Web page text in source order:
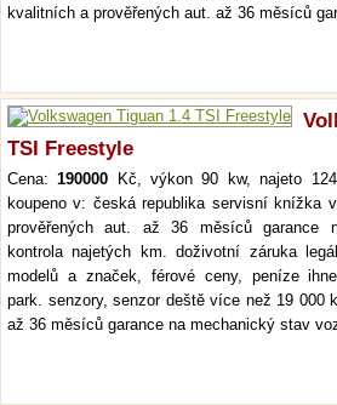
kvalitních a prověřených aut. až 36 měsíců
TSI Freestyle
Cena:190000 Kč, výkon 90 kw, najeto
koupeno v: česká republika servisní knížka
prověřených aut. až 36 měsíců garance
kontrola najetých km. doživotní záruka
modelů a značek, férové ceny, peníze
park. senzory, senzor deště více než 19 000
až 36 měsíců garance na mechanický stav